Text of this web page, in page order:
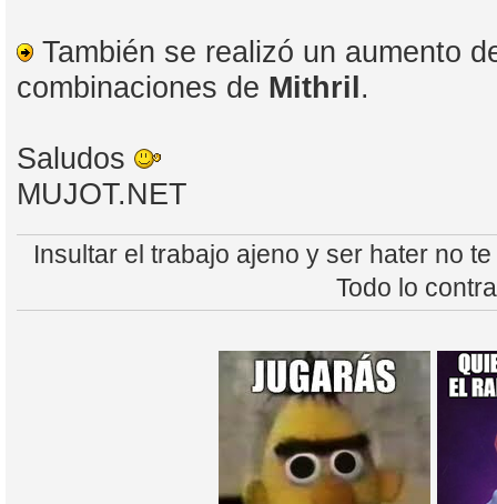
También se realizó un aumento
combinaciones de Mithril .
Saludos
MUJOT.NET
Insultar el trabajo ajeno y ser hater no
Todo lo